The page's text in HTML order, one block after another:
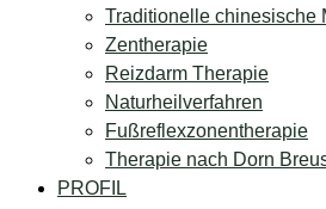
Traditionelle chinesische
Zentherapie
Reizdarm Therapie
Naturheilverfahren
Fußreflexzonentherapie
Therapie nach Dorn
PROFIL